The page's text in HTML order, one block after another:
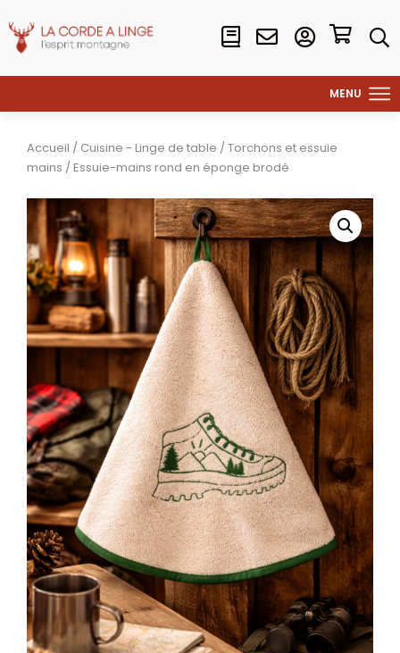
Accueil / Cuisine - Linge de table /Torchons et essuie
mains / Essuie-mains rond en éponge brodé